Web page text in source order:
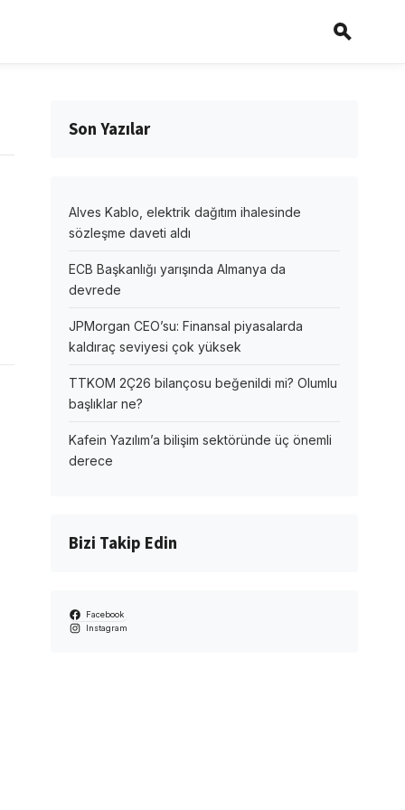
Son Yazılar
Alves Kablo, elektrik dağıtım ihalesinde
sözleşme daveti aldı
ECB Başkanlığı yarışında Almanya da
devrede
JPMorgan CEO’su: Finansal piyasalarda
kaldıraç seviyesi çok yüksek
TTKOM 2Ç26 bilançosu beğenildi mi? Olumlu
başlıklar ne?
Kafein Yazılım’a bilişim sektöründe üç önemli
derece
Bizi Takip Edin
Facebook
Instagram